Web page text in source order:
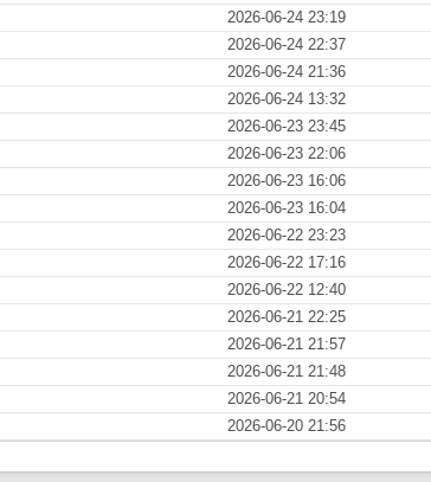
2026-06-24 23:19
2026-06-24 22:37
2026-06-24 21:36
2026-06-24 13:32
2026-06-23 23:45
2026-06-23 22:06
2026-06-23 16:06
2026-06-23 16:04
2026-06-22 23:23
2026-06-22 17:16
2026-06-22 12:40
2026-06-21 22:25
2026-06-21 21:57
2026-06-21 21:48
2026-06-21 20:54
2026-06-20 21:56